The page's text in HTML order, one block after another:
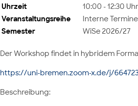
Uhrzeit
10:00 - 12:30 Uhr
Veranstaltungsreihe
Interne Termine
Semester
WiSe 2026/27
Der Workshop findet in hybridem
https://uni-bremen.zoom-x.de/j/
Beschreibung: